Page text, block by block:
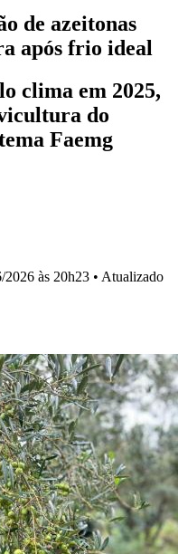
de azeitonas
após frio ideal
clima em 2025,
do
Faemg
2026 às 20h23 • Atualizado